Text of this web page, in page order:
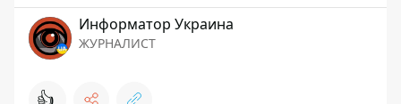
Информатор Украина
ЖУРНАЛИСТ
👍